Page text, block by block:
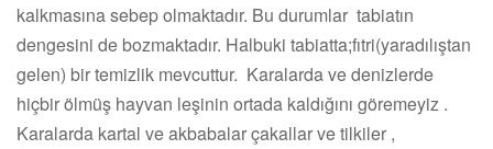
kalkmasına sebep olmaktadır. Bu durumlar tabiatın
dengesini de bozmaktadır. Halbuki tabiatta;fıtri(yaradılıştan
gelen) bir temizlik mevcuttur. Karalarda ve denizlerde
hiçbir ölmüş hayvan leşinin ortada kaldığını göremeyiz .
Karalarda kartal ve akbabalar çakallar ve tilkiler ,